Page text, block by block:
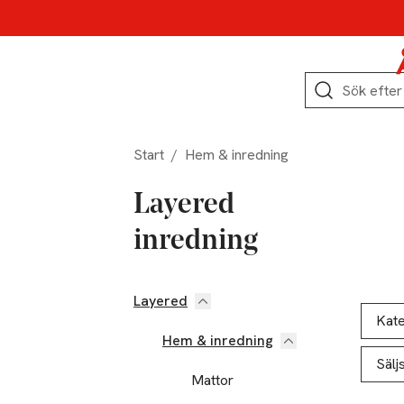
Sök
Start / Hem & inredning
Layered
inredning
Hoppa till produktsidan
Layered
Hem & inredning
Mattor
Lista